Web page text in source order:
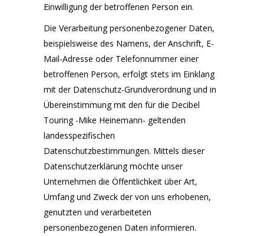
Einwilligung der betroffenen Person ein.
Die Verarbeitung personenbezogener Daten,
beispielsweise des Namens, der Anschrift, E-
Mail-Adresse oder Telefonnummer einer
betroffenen Person, erfolgt stets im Einklang
mit der Datenschutz-Grundverordnung und in
Übereinstimmung mit den für die Decibel
Touring -Mike Heinemann- geltenden
landesspezifischen
Datenschutzbestimmungen. Mittels dieser
Datenschutzerklärung möchte unser
Unternehmen die Öffentlichkeit über Art,
Umfang und Zweck der von uns erhobenen,
genutzten und verarbeiteten
personenbezogenen Daten informieren.